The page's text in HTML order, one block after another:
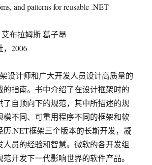
and patterns for reusable .NET
布拉姆斯 葛子昂
，2006
设计师和广大开发人员设计高质量的
的指南。书中介绍了在设计框架时的
了自顶向下的规范，其中所描述的规
模不同、可重用程序不同的框架和软
历.NET框架三个版本的长斯开发，凝
人员的经验和智慧。微软的各开发组
开发下一代影响世界的软件产品。